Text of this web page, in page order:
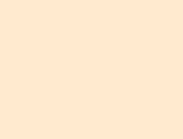
doanh
10,000+